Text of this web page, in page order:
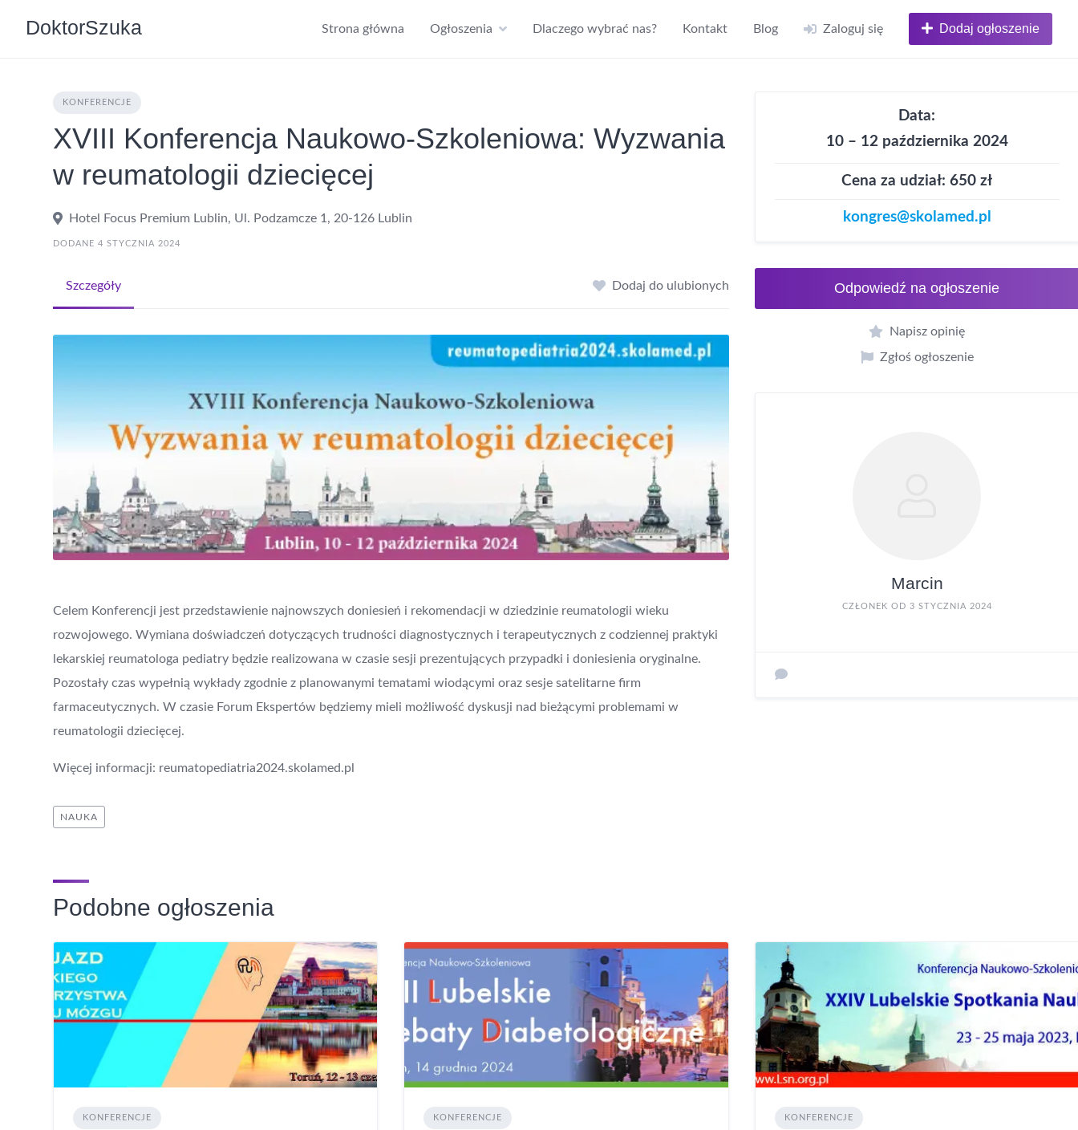
DoktorSzuka Strona główna Ogłoszenia Dlaczego wybrać nas? Kontakt Blog Zaloguj się Dodaj ogłoszenie
KONFERENCJE
XVIII Konferencja Naukowo-Szkoleniowa: Wyzwania
w reumatologii dziecięcej
Hotel Focus Premium Lublin, Ul. Podzamcze 1, 20-126 Lublin
DODANE 4 STYCZNIA 2024
Szczegóły Dodaj do ulubionych
Celem Konferencji jest przedstawienie najnowszych doniesień i rekomendacji w dziedzinie reumatologii wieku
rozwojowego. Wymiana doświadczeń dotyczących trudności diagnostycznych i terapeutycznych z codziennej praktyki
lekarskiej reumatologa pediatry będzie realizowana w czasie sesji prezentujących przypadki i doniesienia oryginalne.
Pozostały czas wypełnią wykłady zgodnie z planowanymi tematami wiodącymi oraz sesje satelitarne firm
farmaceutycznych. W czasie Forum Ekspertów będziemy mieli możliwość dyskusji nad bieżącymi problemami w
reumatologii dziecięcej.
Więcej informacji: reumatopediatria2024.skolamed.pl
NAUKA
Data:
10 – 12 października 2024
Cena za udział: 650 zł
kongres@skolamed.pl
Odpowiedź na ogłoszenie
Napisz opinię
Zgłoś ogłoszenie
Marcin
CZŁONEK OD 3 STYCZNIA 2024
Podobne ogłoszenia
KONFERENCJE KONFERENCJE KONFERENCJE